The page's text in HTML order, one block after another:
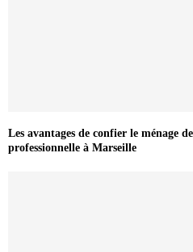
Les avantages de confier le ménage
professionnelle à Marseille